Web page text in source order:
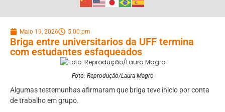
Maio 19, 2026 5:00 pm
Briga entre universitarios da UFF termina
com estudantes esfaqueados
Foto: Reprodução/Laura Magro
Algumas testemunhas afirmaram que briga teve inicio por conta
de trabalho em grupo.